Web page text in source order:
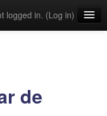
logged in. (Log in)
de